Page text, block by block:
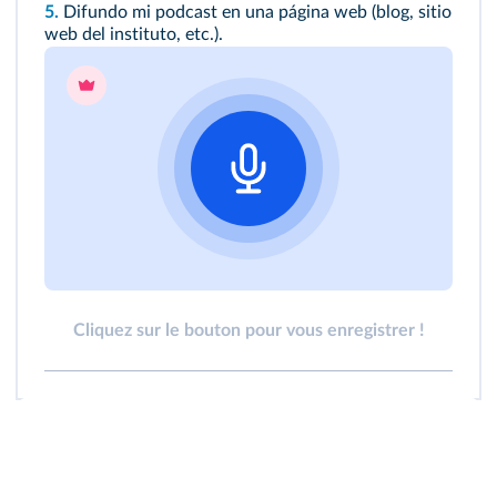
5. Difundo mi podcast en una página web (blog, sitio
web del instituto, etc.).
Cliquez sur le bouton pour vous enregistrer !